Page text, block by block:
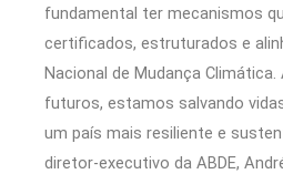
fundamental ter mecanismos
certificados, estruturados e
Nacional de Mudança
futuros, estamos salvando
um país mais resiliente e
diretor-executivo da ABDE,